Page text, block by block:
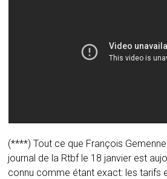
(****) Tout ce que François
journal de la Rtbf le 18 janvier est
connu comme étant exact: les tarifs